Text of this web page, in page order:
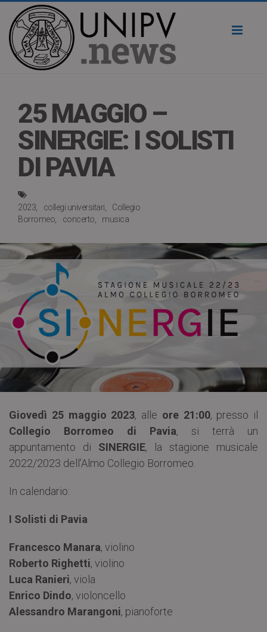
25 MAGGIO –
SINERGIE: I SOLISTI
DI PAVIA
2023 collegi universitari
Collegio
Borromeo
concerto musica
Giovedì 25 maggio 2023, alle ore 21:00, presso il
Collegio Borromeo di Pavia, si terrà un
appuntamento di SINERGIE, la stagione musicale
2022/2023 dell’Almo Collegio Borromeo.
In calendario:
I Solisti di Pavia
Francesco Manara, violino
Roberto Righetti, violino
Luca Ranieri, viola
Enrico Dindo, violoncello
Alessandro Marangoni, pianoforte